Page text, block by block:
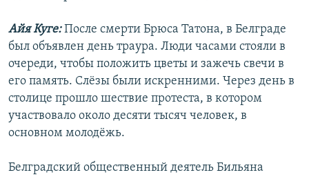
Айя Куге:После смерти Брюса Татона, в Белграде
был объявлен день траура. Люди часами стояли в
очереди, чтобы положить цветы и зажечь свечи в
его память. Слёзы были искренними. Через день в
столице прошло шествие протеста, в котором
участвовало около десяти тысяч человек, в
основном молодёжь.
Белградский общественный деятель Бильяна